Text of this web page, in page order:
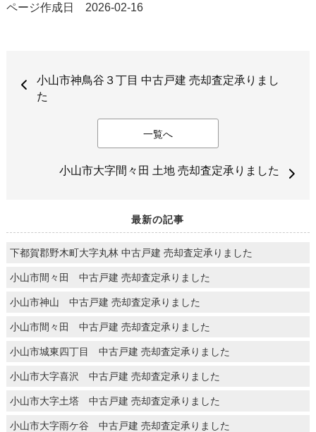
ページ作成日 2026-02-16
小山市神鳥谷３丁目 中古戸建 売却査定承りまし
た
一覧へ
小山市大字間々田 土地 売却査定承りました
最新の記事
下都賀郡野木町大字丸林 中古戸建 売却査定承りました
小山市間々田 中古戸建 売却査定承りました
小山市神山 中古戸建 売却査定承りました
小山市間々田 中古戸建 売却査定承りました
小山市城東四丁目 中古戸建 売却査定承りました
小山市大字喜沢 中古戸建 売却査定承りました
小山市大字土塔 中古戸建 売却査定承りました
小山市大字雨ケ谷 中古戸建 売却査定承りました